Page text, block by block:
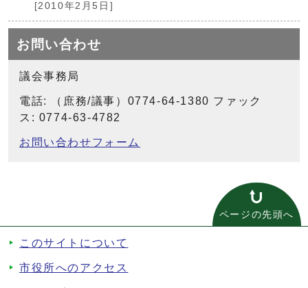
[2010年2月5日]
お問い合わせ
議会事務局
電話: （庶務/議事）0774-64-1380 ファック
ス: 0774-63-4782
お問い合わせフォーム
ページの先頭へ
このサイトについて
市役所へのアクセス